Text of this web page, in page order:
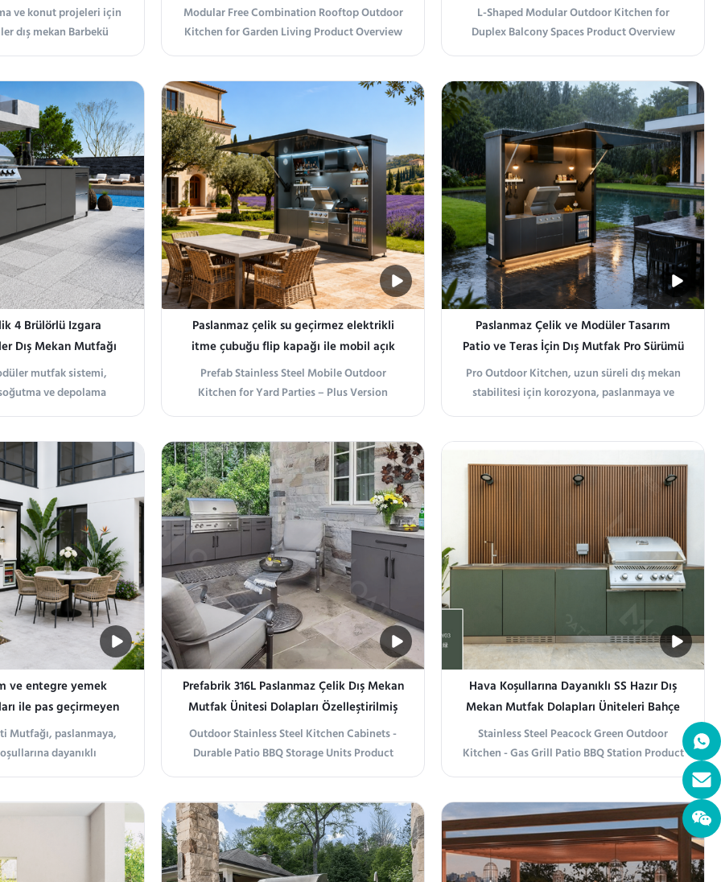
ve konut projeleri için
dış mekan Barbekü
ortamlarda güvenilir
paslanmaz çelikten
Modular Free Combination Rooftop Outdoor
Kitchen for Garden Living Product Overview
Flexible Configuration for Rooftop Projects
and outdoor living environments, this
modular outdoor kitchen system provides
flexible configuration options for different ...
L-Shaped Modular Outdoor Kitchen for
Duplex Balcony Spaces Product Overview
Optimized for Duplex Balcony Layouts
outdoor living areas, this L-shaped modular
outdoor kitchen maximizes corner space
utilization within a compact footprint. The
integrated layout ...
4 Brülörlü Izgara
Dış Mekan Mutfağı
mutfak sistemi,
ve depolama
birleştirir. 4290
kenarındaki alanlarda
ve pişirme için
oluşturur.
Paslanmaz çelik su geçirmez elektrikli
itme çubuğu flip kapağı ile mobil açık
hava mutfağı
Prefab Stainless Steel Mobile Outdoor
Kitchen for Yard Parties – Plus Version
Product Overview Pre-engineered
fully integrated mobile outdoor kitchen
island specifically engineered for high-
intensity, all-weather catering in modern
farmsteads and eco...
Paslanmaz Çelik ve Modüler Tasarım
Patio ve Teras İçin Dış Mutfak Pro Sürümü
Pro Outdoor Kitchen, uzun süreli dış mekan
stabilitesi için korozyona, paslanmaya ve
hava koşullarına dayanıklılık sunan,
mukavemetli paslanmaz çelik bir çerçeveye
sahiptir. Modüler tasarımı depolama, pişirme
ve temizleme alanlarını verimli bir şekilde
ve entegre yemek
ile pas geçirmeyen
açık mekan mutfağı
Mutfağı, paslanmaya,
dayanıklı
birinci sınıf 304
yıkama ve depolama
Prefabrik 316L Paslanmaz Çelik Dış Mekan
Mutfak Ünitesi Dolapları Özelleştirilmiş
Outdoor Stainless Steel Kitchen Cabinets -
Durable Patio BBQ Storage Units Product
information Introducing Outdoor Stainless
or backyard into a functional and stylish
cooking space with our premium stainless
steel kitchen cabinets. Designed for outdoor
use...
Hava Koşullarına Dayanıklı SS Hazır Dış
Mekan Mutfak Dolapları Üniteleri Bahçe
İçin Tavuskuşu Yeşili
Stainless Steel Peacock Green Outdoor
Kitchen - Gas Grill Patio BBQ Station Product
information Stainless Steel Peacock Green
Station Elevate your outdoor cooking
experience with our Stainless Steel Peacock
Green Outdoor Kitchen. Designed for
durability and ...